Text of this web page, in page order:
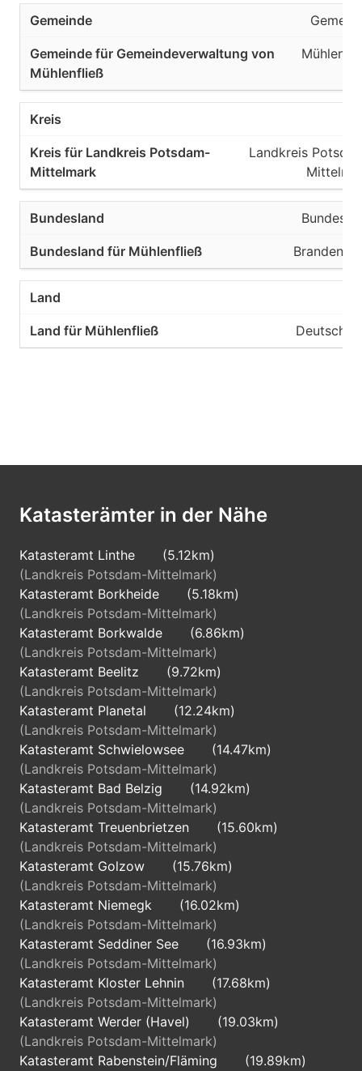
Landkreis
Katasterämter in der Nähe
Katasteramt Linthe
(5.12km)
(Landkreis Potsdam-Mittelmark)
Katasteramt Borkheide
(5.18km)
(Landkreis Potsdam-Mittelmark)
Katasteramt Borkwalde
(6.86km)
(Landkreis Potsdam-Mittelmark)
Katasteramt Beelitz
(9.72km)
(Landkreis Potsdam-Mittelmark)
Katasteramt Planetal
(12.24km)
(Landkreis Potsdam-Mittelmark)
Katasteramt Schwielowsee
(14.47km)
(Landkreis Potsdam-Mittelmark)
Katasteramt Bad Belzig
(14.92km)
(Landkreis Potsdam-Mittelmark)
Katasteramt Treuenbrietzen
(15.60km)
(Landkreis Potsdam-Mittelmark)
Katasteramt Golzow
(15.76km)
(Landkreis Potsdam-Mittelmark)
Katasteramt Niemegk
(16.02km)
(Landkreis Potsdam-Mittelmark)
Katasteramt Seddiner See
(16.93km)
(Landkreis Potsdam-Mittelmark)
Katasteramt Kloster Lehnin
(17.68km)
(Landkreis Potsdam-Mittelmark)
Katasteramt Werder (Havel)
(19.03km)
(Landkreis Potsdam-Mittelmark)
Katasteramt Rabenstein/Fläming
(19.89km)